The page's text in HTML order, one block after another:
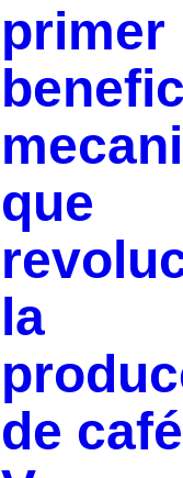
primer
que
la
de